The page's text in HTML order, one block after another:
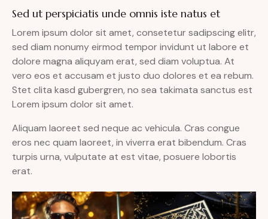
Sed ut perspiciatis unde omnis iste natus et
Lorem ipsum dolor sit amet, consetetur sadipscing elitr,
sed diam nonumy eirmod tempor invidunt ut labore et
dolore magna aliquyam erat, sed diam voluptua. At
vero eos et accusam et justo duo dolores et ea rebum.
Stet clita kasd gubergren, no sea takimata sanctus est
Lorem ipsum dolor sit amet.
Aliquam laoreet sed neque ac vehicula. Cras congue
eros nec quam laoreet, in viverra erat bibendum. Cras
turpis urna, vulputate at est vitae, posuere lobortis
erat.